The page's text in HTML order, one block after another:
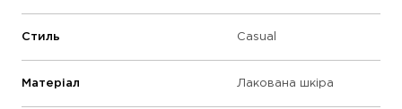
Стиль Casual
Матеріал Лакована шкіра